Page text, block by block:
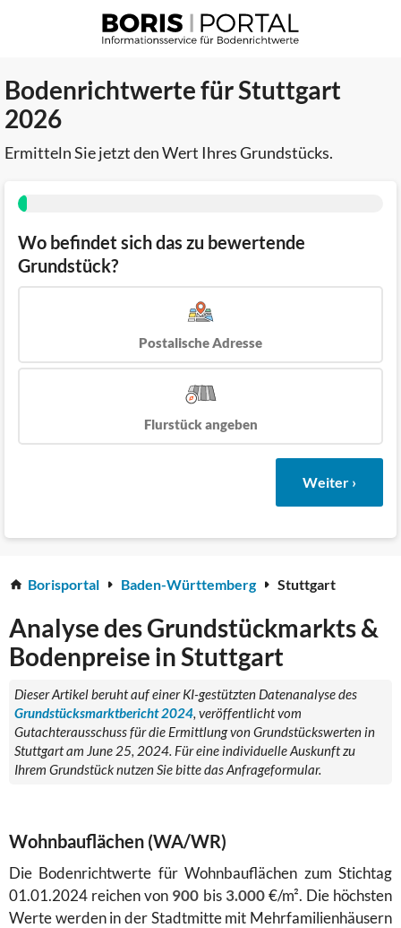
Bodenrichtwerte für Stuttgart
2026
Ermitteln Sie jetzt den Wert Ihres Grundstücks.
Wo befindet sich das zu bewertende
Grundstück?
Postalische Adresse
Flurstück angeben
Weiter ›
Borisportal Baden-Württemberg Stuttgart
Analyse des Grundstückmarkts &
Bodenpreise in Stuttgart
Dieser Artikel beruht auf einer KI-gestützten Datenanalyse des
Grundstücksmarktbericht 2024, veröffentlicht vom
Gutachterausschuss für die Ermittlung von Grundstückswerten in
Stuttgart am June 25, 2024. Für eine individuelle Auskunft zu
Ihrem Grundstück nutzen Sie bitte das Anfrageformular.
Wohnbauflächen (WA/WR)
Die Bodenrichtwerte für Wohnbauflächen zum Stichtag
01.01.2024 reichen von 900 bis 3.000€/m². Die höchsten
Werte werden in der Stadtmitte mit Mehrfamilienhäusern